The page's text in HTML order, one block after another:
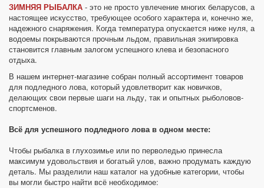
ЗИМНЯЯ РЫБАЛКА - это не просто увлечение многих беларусов, а
настоящее искусство, требующее особого характера и, конечно же,
надежного снаряжения. Когда температура опускается ниже нуля, а
водоемы покрываются прочным льдом, правильная экипировка
становится главным залогом успешного клева и безопасного
отдыха.
В нашем интернет-магазине собран полный ассортимент товаров
для подледного лова, который удовлетворит как новичков,
делающих свои первые шаги на льду, так и опытных рыболовов-
спортсменов.
Всё для успешного подледного лова в одном месте:
Чтобы рыбалка в глухозимье или по перволедью принесла
максимум удовольствия и богатый улов, важно продумать каждую
деталь. Мы разделили наш каталог на удобные категории, чтобы
вы могли быстро найти всё необходимое: